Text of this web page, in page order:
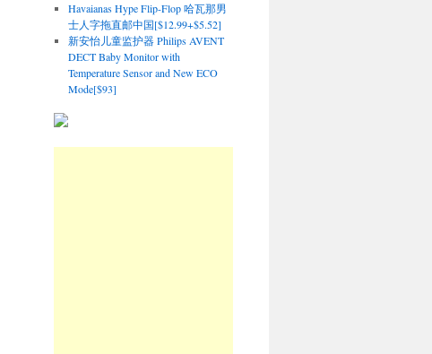
Havaianas Hype Flip-Flop 哈瓦那男
士人字拖直邮中国[$12.99+$5.52]
新安怡儿童监护器 Philips AVENT
DECT Baby Monitor with
Temperature Sensor and New ECO
Mode[$93]